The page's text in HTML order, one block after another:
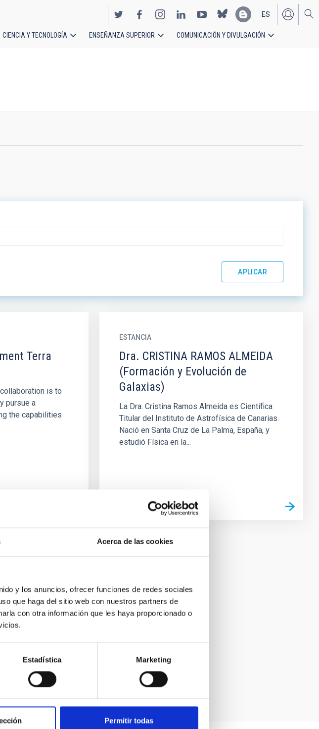
Acerca de las cookies
y los anuncios, ofrecer funciones de redes sociales
que haga del sitio web con nuestros partners de
con otra información que les haya proporcionado o
Estadística Marketing
Permitir todas
EN
ES
CIENCIA Y TECNOLOGÍA ENSEÑANZA SUPERIOR COMUNICACIÓN Y DIVULGACIÓN
Terra
is to
pursue a
the capabilities
ESTANCIA
Dra. CRISTINA RAMOS ALMEIDA
(Formación y Evolución de
Galaxias)
La Dra. Cristina Ramos Almeida es Científica
Titular del Instituto de Astrofísica de Canarias.
Nació en Santa Cruz de La Palma, España, y
estudió Física en la...
de las
en el marco de
muchas de las
están...